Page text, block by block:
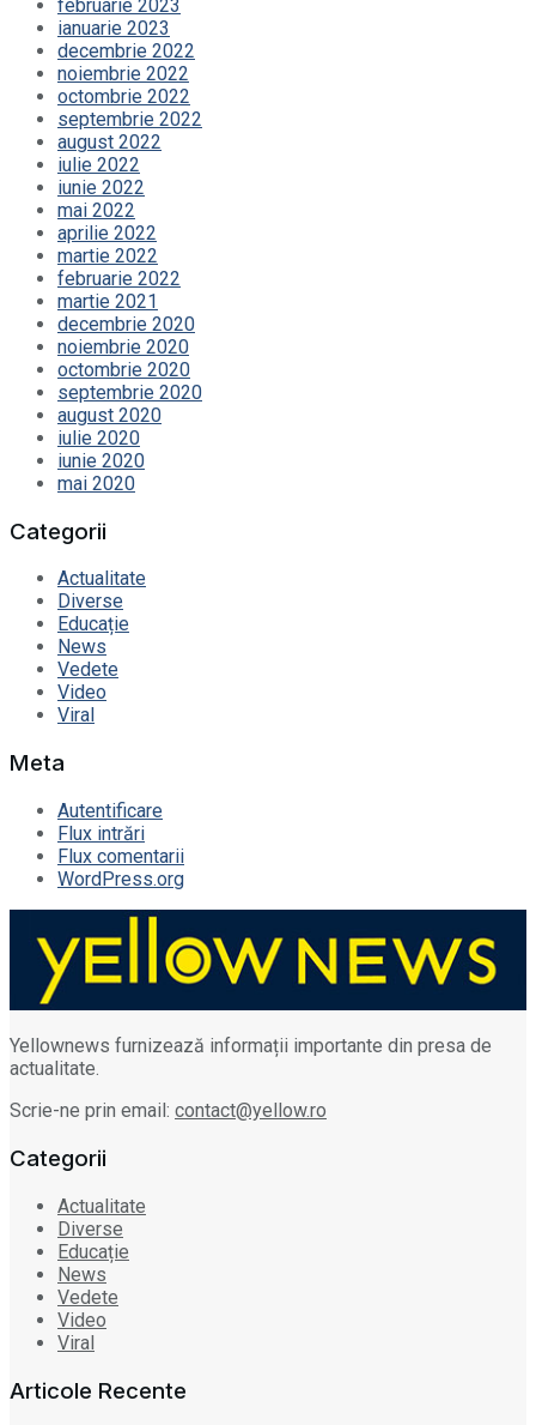
februarie 2023
ianuarie 2023
decembrie 2022
noiembrie 2022
octombrie 2022
septembrie 2022
august 2022
iulie 2022
iunie 2022
mai 2022
aprilie 2022
martie 2022
februarie 2022
martie 2021
decembrie 2020
noiembrie 2020
octombrie 2020
septembrie 2020
august 2020
iulie 2020
iunie 2020
mai 2020
Categorii
Actualitate
Diverse
Educație
News
Vedete
Video
Viral
Meta
Autentificare
Flux intrări
Flux comentarii
WordPress.org
Yellownews furnizează informații importante din presa de
actualitate.
Scrie-ne prin email: contact@yellow.ro
Categorii
Actualitate
Diverse
Educație
News
Vedete
Video
Viral
Articole Recente